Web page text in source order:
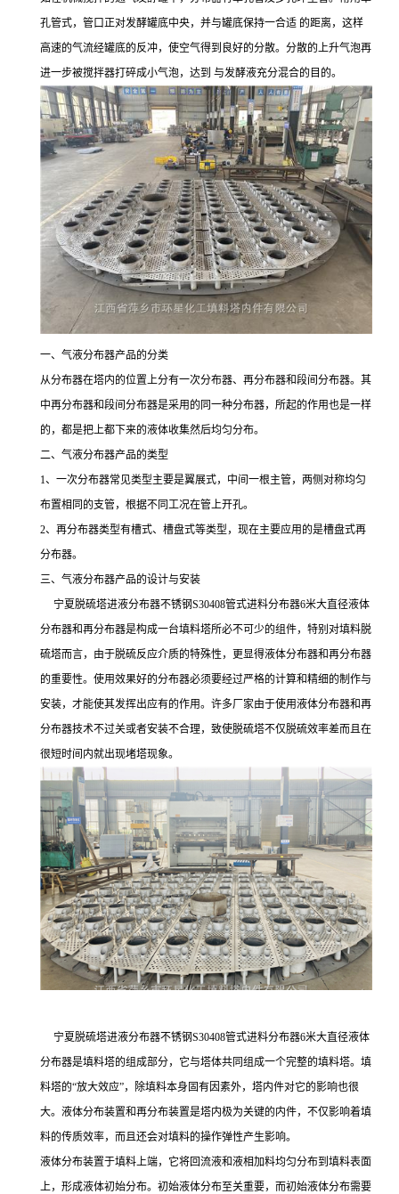
孔管式，管口正对发酵罐底中央，并与罐底保持一合适 的距离，这样
高速的气流经罐底的反冲，使空气得到良好的分散。分散的上升气泡再
进一步被搅拌器打碎成小气泡，达到 与发酵液充分混合的目的。
一、气液分布器产品的分类
从分布器在塔内的位置上分有一次分布器、再分布器和段间分布器。其
中再分布器和段间分布器是采用的同一种分布器，所起的作用也是一样
的，都是把上都下来的液体收集然后均匀分布。
二、气液分布器产品的类型
1、一次分布器常见类型主要是翼展式，中间一根主管，两侧对称均匀
布置相同的支管，根据不同工况在管上开孔。
2、再分布器类型有槽式、槽盘式等类型，现在主要应用的是槽盘式再
分布器。
三、气液分布器产品的设计与安装
宁夏脱硫塔进液分布器不锈钢S30408管式进料分布器6米大直径液体
分布器和再分布器是构成一台填料塔所必不可少的组件，特别对填料脱
硫塔而言，由于脱硫反应介质的特殊性，更显得液体分布器和再分布器
的重要性。使用效果好的分布器必须要经过严格的计算和精细的制作与
安装，才能使其发挥出应有的作用。许多厂家由于使用液体分布器和再
分布器技术不过关或者安装不合理，致使脱硫塔不仅脱硫效率差而且在
很短时间内就出现堵塔现象。
宁夏脱硫塔进液分布器不锈钢S30408管式进料分布器6米大直径液体
分布器是填料塔的组成部分，它与塔体共同组成一个完整的填料塔。填
料塔的“放大效应”，除填料本身固有因素外，塔内件对它的影响也很
大。液体分布装置和再分布装置是塔内极为关键的内件，不仅影响着填
料的传质效率，而且还会对填料的操作弹性产生影响。
液体分布装置于填料上端，它将回流液和液相加料均匀分布到填料表面
上，形成液体初始分布。初始液体分布至关重要，而初始液体分布需要